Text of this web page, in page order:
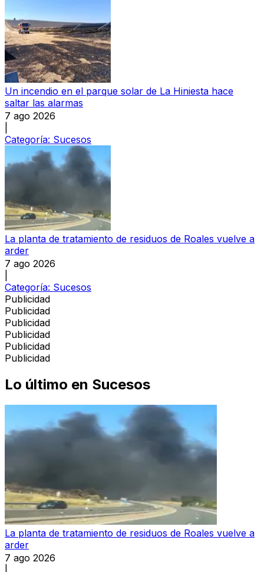
Un incendio en el parque solar de La Hiniesta hace
saltar las alarmas
7 ago 2026
Categoría: Sucesos
La planta de tratamiento de residuos de Roales vuelve a
arder
7 ago 2026
Categoría: Sucesos
Publicidad
Publicidad
Publicidad
Publicidad
Publicidad
Publicidad
Lo último en Sucesos
La planta de tratamiento de residuos de Roales vuelve a
arder
7 ago 2026